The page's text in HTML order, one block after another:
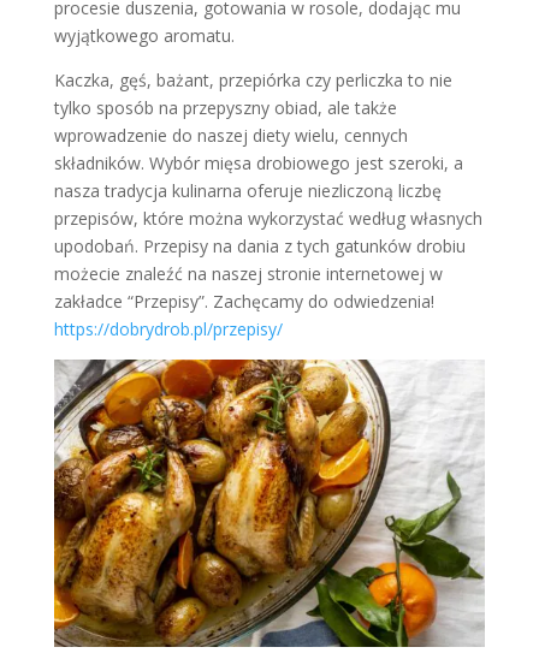
procesie duszenia, gotowania w rosole, dodając mu
wyjątkowego aromatu.
Kaczka, gęś, bażant, przepiórka czy perliczka to nie
tylko sposób na przepyszny obiad, ale także
wprowadzenie do naszej diety wielu, cennych
składników. Wybór mięsa drobiowego jest szeroki, a
nasza tradycja kulinarna oferuje niezliczoną liczbę
przepisów, które można wykorzystać według własnych
upodobań. Przepisy na dania z tych gatunków drobiu
możecie znaleźć na naszej stronie internetowej w
zakładce “Przepisy”. Zachęcamy do odwiedzenia!
https://dobrydrob.pl/przepisy/